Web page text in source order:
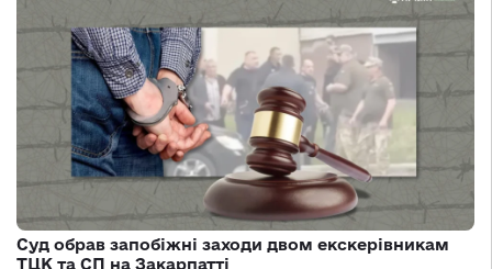
Суд обрав запобіжні заходи двом екскерівникам
ТЦК та СП на Закарпатті